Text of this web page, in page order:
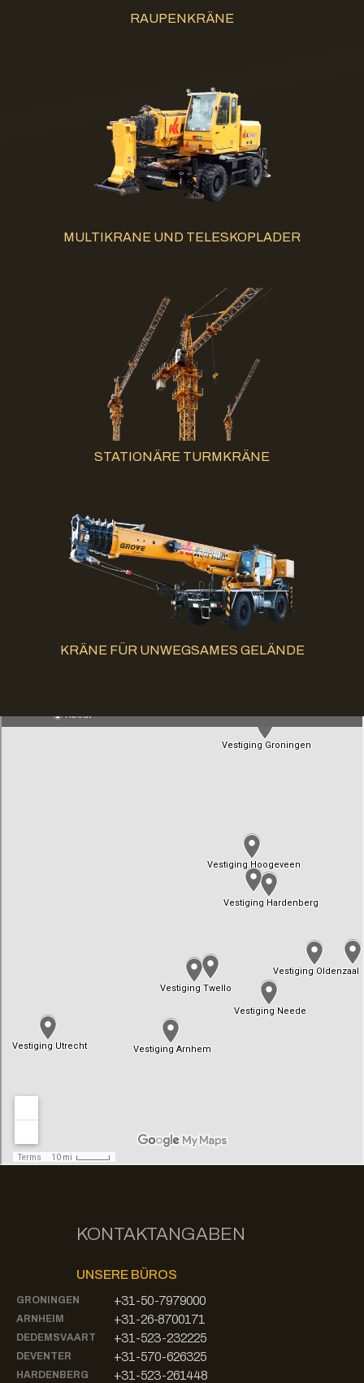
RAUPENKRÄNE
MULTIKRANE UND TELESKOPLADER
STATIONÄRE TURMKRÄNE
KRÄNE FÜR UNWEGSAMES GELÄNDE
KONTAKTANGABEN
UNSERE BÜROS
GRONINGEN +31-50-7979000
ARNHEIM +31-26-8700171
DEDEMSVAART +31-523-232225
DEVENTER +31-570-626325
HARDENBERG +31-523-261448